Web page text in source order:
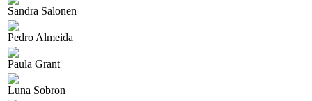
Sandra Salonen
Pedro Almeida
Paula Grant
Luna Sobron